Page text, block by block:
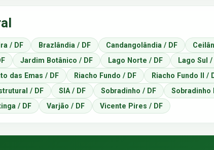
/ DF Brazlândia / DF Candangolândia / DF
Jardim Botânico / DF Lago Norte / DF
Lago Sul /
das Emas / DF Riacho Fundo / DF
Riacho Fundo II /
/ DF SIA / DF Sobradinho / DF
Sobradinho
/ DF Varjão / DF Vicente Pires / DF